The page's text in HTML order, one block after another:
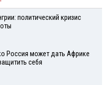
политический кризис
Россия может дать Африке
себя